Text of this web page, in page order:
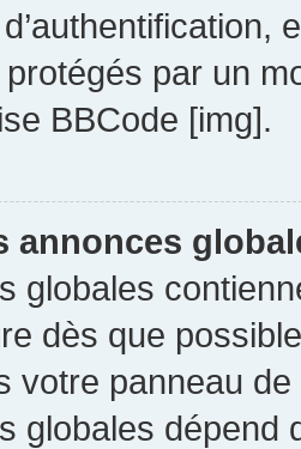
par un
BBCode [img].
annonces
globales
dès que
votre panneau
globales dépend